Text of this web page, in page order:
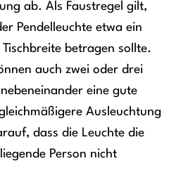
ab. Als Faustregel gilt,
Pendelleuchte etwa ein
betragen sollte.
auch zwei oder drei
eine gute
Ausleuchtung
dass die Leuchte die
Person nicht